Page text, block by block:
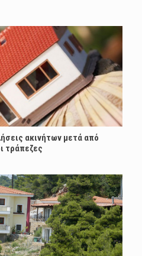
ακινήτων μετά από
τράπεζες